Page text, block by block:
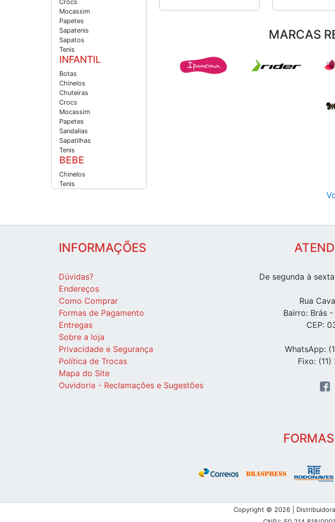
Crocs
Mocassim
Papetes
Sapatenis
Sapatos
Tenis
INFANTIL
Botas
Chinelos
Chuteiras
Crocs
Mocassim
Papetes
Sandalias
Sapatilhas
Tenis
BEBE
Chinelos
Tenis
MARCAS
INFORMAÇÕES
Dúvidas?
Endereços
Como Comprar
Formas de Pagamento
Entregas
Sobre a loja
Privacidade e Segurança
Política de Trocas
Mapa do Site
Ouvidoria - Reclamações e Sugestões
De segunda à
Rua
Bairro: Brás
CEP:
WhatsApp:
Fixo:
Copyright © 2026 |